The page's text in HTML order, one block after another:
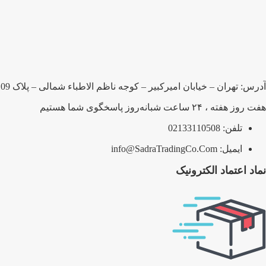
آدرس: تهران – خیابان امیرکبیر – کوجه ناظم الاطباء شمالی – پلاک 109 – شرکت صدرا بلبرینگ پارسیان
هفت روز هفته ، ۲۴ ساعت شبانه‌روز پاسخگوی شما هستیم
تلفن: 02133110508
ایمیل: info@SadraTradingCo.Com
نماد اعتماد الکترونیک